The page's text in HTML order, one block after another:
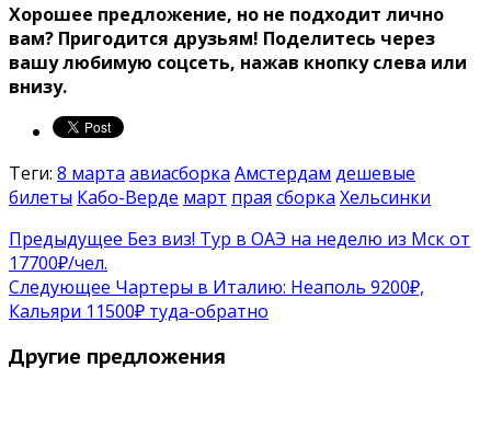
Хорошее предложение, но не подходит лично
вам? Пригодится друзьям! Поделитесь через
вашу любимую соцсеть, нажав кнопку слева или
внизу.
Теги: 8 марта авиасборка Амстердам дешевые
билеты Кабо-Верде март прая сборка Хельсинки
Предыдущее Без виз! Тур в ОАЭ на неделю из Мск от
17700₽/чел.
Следующее Чартеры в Италию: Неаполь 9200₽,
Кальяри 11500₽ туда-обратно
Другие предложения